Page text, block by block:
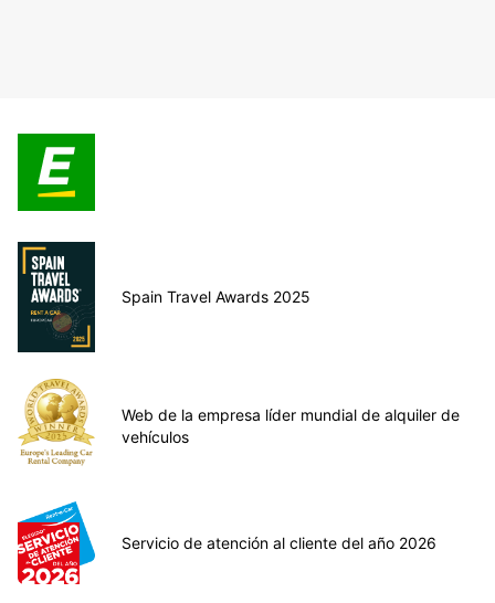
Spain Travel Awards 2025
Web de la empresa líder mundial de alquiler de
vehículos
Servicio de atención al cliente del año 2026